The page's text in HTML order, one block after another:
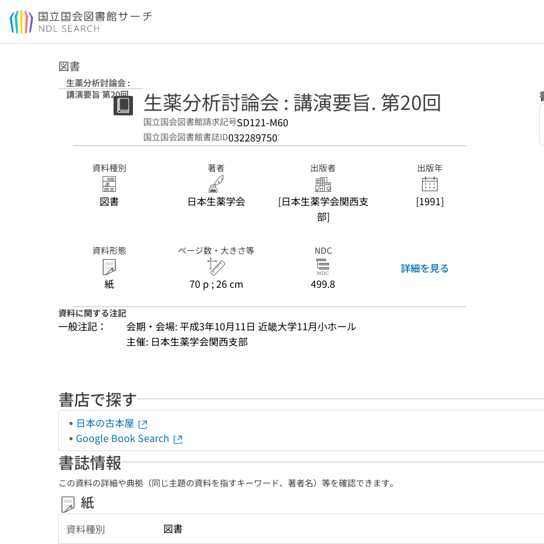
本文へ移動
図書
生薬分析討論会 :
講演要旨 第20回
生薬分析討論会 : 講演要旨. 第20回
国立国会図書館請求記号SD121-M60
国立国会図書館書誌ID032289750
資料種別
図書
著者
日本生薬学会
出版者
[日本生薬学会関西支
部]
出版年
[1991]
資料形態
紙
ページ数・大きさ等
70 p ; 26 cm
NDC
499.8
詳細を見る
資料に関する注記
一般注記：
会期・会場: 平成3年10月11日 近畿大学11月小ホール
主催: 日本生薬学会関西支部
書店で探す
日本の古本屋
Google Book Search
書誌情報
この資料の詳細や典拠（同じ主題の資料を指すキーワード、著者名）等を確認できます。
紙
資料種別 図書